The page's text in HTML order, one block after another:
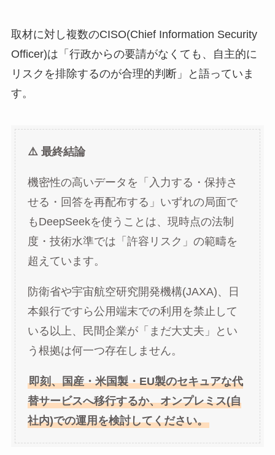
取材に対し複数のCISO(Chief Information Security
Officer)は「行政からの要請がなくても、自主的に
リスクを排除するのが合理的判断」と語っていま
す。
⚠️ 最終結論
機密性の高いデータを「入力する・保持さ
せる・回答を再配布する」いずれの局面で
もDeepSeekを使うことは、現時点の法制
度・技術水準では「許容リスク」の範疇を
超えています。
防衛省や宇宙航空研究開発機構(JAXA)、日
本銀行ですら公用端末での利用を禁止して
いる以上、民間企業が「まだ大丈夫」とい
う根拠は何一つ存在しません。
即刻、国産・米国製・EU製のセキュアな代
替サービスへ移行するか、オンプレミス(自
社内)での運用を検討してください。